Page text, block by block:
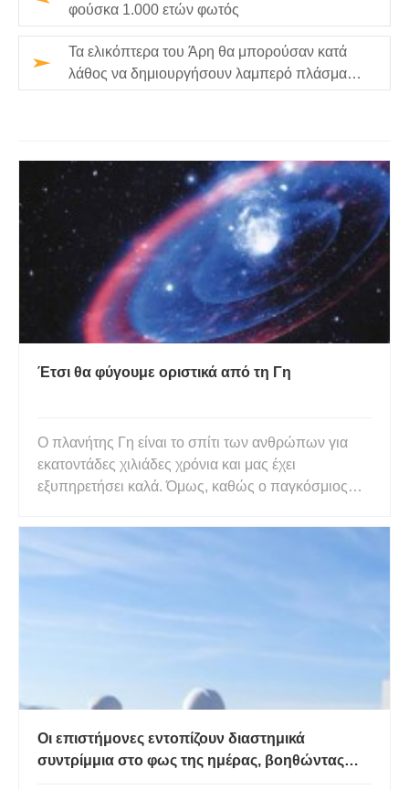
φούσκα 1.000 ετών φωτός
Τα ελικόπτερα του Άρη θα μπορούσαν κατά
λάθος να δημιουργήσουν λαμπερό πλάσμα
καθώς πετούν
Έτσι θα φύγουμε οριστικά από τη Γη
Ο πλανήτης Γη είναι το σπίτι των ανθρώπων για
εκατοντάδες χιλιάδες χρόνια και μας έχει
εξυπηρετήσει καλά. Όμως, καθώς ο παγκόσμιος
συνεχίζουν να μολύνουν και να λεηλατούν τους
φαίνεται ολοένα και περισσότερο σε
Οι επιστήμονες εντοπίζουν διαστημικά
συντρίμμια στο φως της ημέρας, βοηθώντας